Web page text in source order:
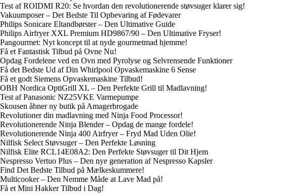
Test af ROIDMI R20: Se hvordan den revolutionerende støvsuger klarer sig!
Vakuumposer – Det Bedste Til Opbevaring af Fødevarer
Philips Sonicare Eltandbørster – Den Ultimative Guide
Philips Airfryer XXL Premium HD9867/90 – Den Ultimative Fryser!
Pangourmet: Nyt koncept til at nyde gourmetmad hjemme!
Få et Fantastisk Tilbud på Ovne Nu!
Opdag Fordelene ved en Ovn med Pyrolyse og Selvrensende Funktioner
Få det Bedste Ud af Din Whirlpool Opvaskemaskine 6 Sense
Få et godt Siemens Opvaskemaskine Tilbud!
OBH Nordica OptiGrill XL – Den Perfekte Grill til Madlavning!
Test af Panasonic NZ25VKE Varmepumpe
Skousen åbner ny butik på Amagerbrogade
Revolutioner din madlavning med Ninja Food Processor!
Revolutionerende Ninja Blender – Opdag de mange fordele!
Revolutionerende Ninja 400 Airfryer – Fryd Mad Uden Olie!
Nilfisk Select Støvsuger – Den Perfekte Løsning
Nilfisk Elite RCL14E08A2: Den Perfekte Støvsuger til Dit Hjem
Nespresso Vertuo Plus – Den nye generation af Nespresso Kapsler
Find Det Bedste Tilbud på Mælkeskummere!
Multicooker – Den Nemme Måde at Lave Mad på!
Få et Mini Hakker Tilbud i Dag!